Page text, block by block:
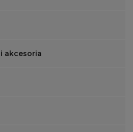
akcesoria